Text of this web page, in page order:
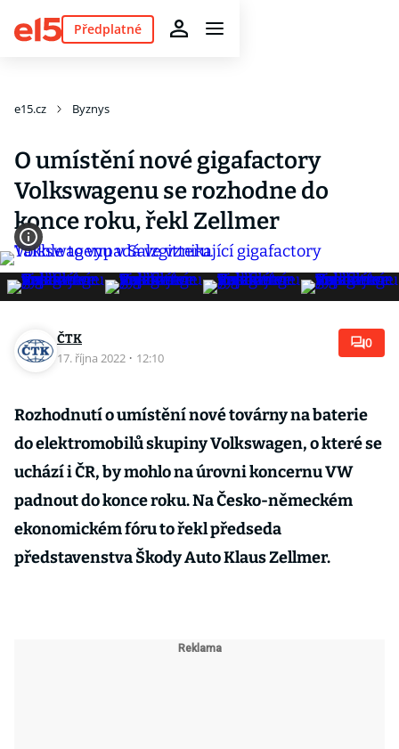
Předplatné
e15.cz Byznys
O umístění nové gigafactory
Volkswagenu se rozhodne do
konce roku, řekl Zellmer
ČTK
17. října 2022 · 12:10
0
Rozhodnutí o umístění nové továrny na baterie
do elektromobilů skupiny Volkswagen, o které se
uchází i ČR, by mohlo na úrovni koncernu VW
padnout do konce roku. Na Česko-německém
ekonomickém fóru to řekl předseda
představenstva Škody Auto Klaus Zellmer.